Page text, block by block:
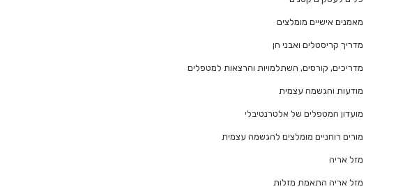
מאמנים אישיים מומלצים
מדריך קריסטלים ואבני חן
מדריכים, קורסים, השתלמויות והרצאות למטפלים
מודעות והגשמה עצמית
מועדון המטפלים של אלטרנטיבלי
מורים רוחניים מומלצים להגשמה עצמית
מזל אריה
מזל אריה התאמת מזלות